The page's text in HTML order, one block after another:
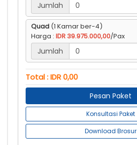
Jumlah
Quad (1 Kamar ber-4)
Harga : IDR 39.975.000,00/Pax
Jumlah
Total : IDR 0,00
Pesan Paket
Konsultasi Paket
Download Brosur